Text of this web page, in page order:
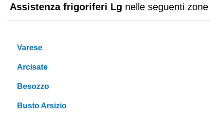
Assistenza frigoriferi Lg nelle seguenti zone
Varese
Arcisate
Besozzo
Busto Arsizio